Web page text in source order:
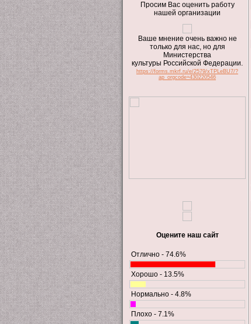
Просим Вас оценить работу
нашей организации
Ваше мнение очень важно не
только для нас, но для
Министерства
культуры Российской Федерации.
https://forms.mkrf.ru/e/2579/xTPLeBU7/?
ap_orgcode=430220546
Оцените наш сайт
Отлично - 74.6%
Хорошо - 13.5%
Нормально - 4.8%
Плохо - 7.1%